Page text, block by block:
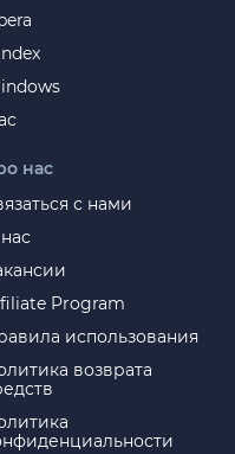
нас
с нами
Program
использования
возврата